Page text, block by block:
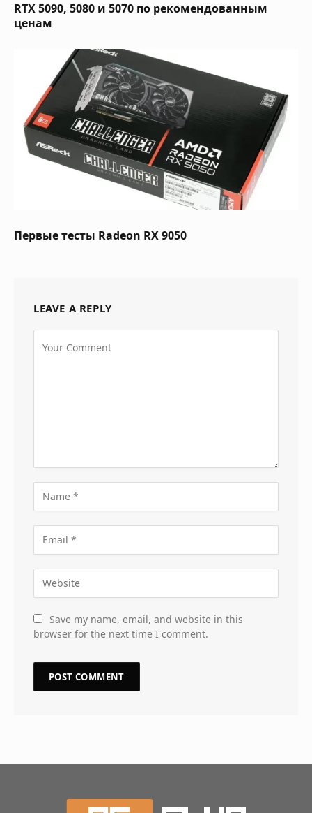
RTX 5090, 5080 и 5070 по рекомендованным
ценам
Первые тесты Radeon RX 9050
LEAVE A REPLY
Save my name, email, and website in this
browser for the next time I comment.